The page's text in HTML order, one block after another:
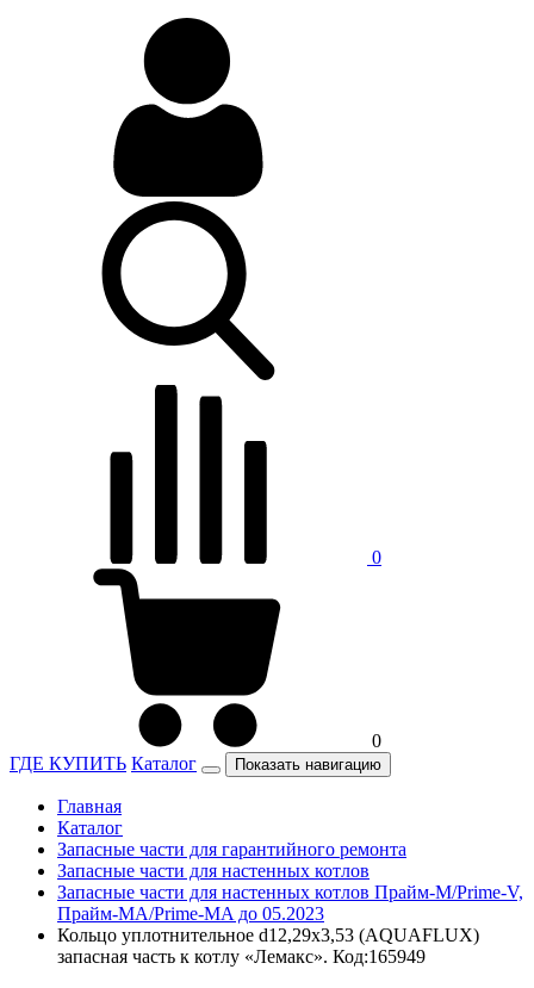
0
0
ГДЕ КУПИТЬ Каталог Показать навигацию
Главная
Каталог
Запасные части для гарантийного ремонта
Запасные части для настенных котлов
Запасные части для настенных котлов Прайм-М/Prime-V,
Прайм-МА/Prime-MA до 05.2023
Кольцо уплотнительное d12,29x3,53 (AQUAFLUX)
запасная часть к котлу «Лемакс». Код:165949